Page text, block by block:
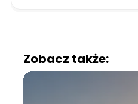
Zobacz także: